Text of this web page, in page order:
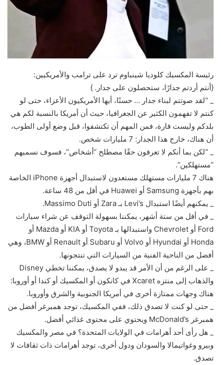
‏رئيسة المكسيك كلوديا شينباوم ترد على ترامب والأمريكيين:
{أنتم أردتم جدارًا، ستحصلون على جدار. }
_ “لقد صوتتم لبناء جدار … حسنًا، أيها الأمريكيون الأعزاء، حتى لو
كنتم لا تفهمون الكثير عن الجغرافيا، حيث أن أمريكا بالنسبة لكم هي
بلدكم وليست قارة، فمن المهم أن تكتشفوا، قبل وضع أولى الطوب،
أن هناك، خارج هذا الجدار: 7 مليارات شخص.
_ “لكن بما أنكم لا تعرفون حقًا مصطلح “أشخاص”، فسوف نسميهم
“مستهلكين”.
هناك 7 مليارات مستهلك مستعدون لاستبدال أجهزة iPhone الخاصة
بهم بأجهزة Samsung أو Huawei في أقل من 48 ساعة.
_ يمكنهم أيضًا استبدال Levi’s بـ Zara أو Massimo Duti.
_ في أقل من ستة أشهر، يمكننا بسهولة التوقف عن شراء سيارات
Ford أو Chevrolet واستبدالها بـ Toyota أو KIA أو Mazda أو
Honda أو Hyundai أو Volvo أو Subaru أو Renault أو BMW، وهي
أفضل من الناحية الفنية من السيارات التي تنتجونها.
_ على الرغم من أن الأمر قد يبدو لا يصدق، يمكننا تخطي Disney
والذهاب إلى منتزه Xcaret في كانكون أو المكسيك أو كندا أو أوروبا:
هناك وجهات ممتازة أخرى في أمريكا الجنوبية والشرق وأوروبا.
_ حتى لو كنت لا تصدق ذلك، ففي المكسيك، توجد همبرغر أفضل من
همبرغر McDonald’s ويحتوي على محتوى غذائي أفضل.
_ هل رأى أحد أهرامات في الولايات المتحدة؟ في مصر والمكسيك
وبيرو وغواتيمالا والسودان ودول أخرى، توجد أهرامات ذات ثقافات لا
تصدق.